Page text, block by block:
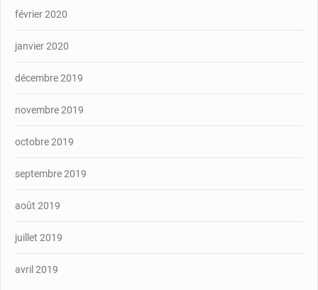
février 2020
janvier 2020
décembre 2019
novembre 2019
octobre 2019
septembre 2019
août 2019
juillet 2019
avril 2019